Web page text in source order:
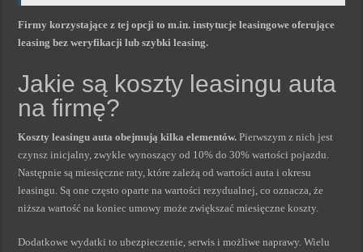
Firmy korzystające z tej opcji to m.in. instytucje leasingowe oferujące
leasing bez weryfikacji lub szybki leasing.
Jakie są koszty leasingu auta
na firmę?
Koszty leasingu auta obejmują kilka elementów. Pierwszym z nich jest
czynsz inicjalny, zwykle wynoszący od 10% do 30% wartości pojazdu.
Następnie są miesięczne raty, które zależą od wartości auta i okresu
leasingu. Są one często oparte na wartości rezydualnej, co oznacza, że
niższa wartość na koniec umowy może zwiększać miesięczne koszty.
Dodatkowe wydatki to ubezpieczenie, serwis i możliwe naprawy. Wielu